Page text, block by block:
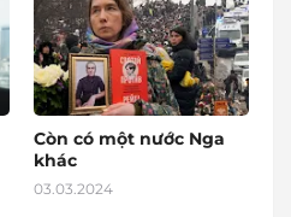
Còn có một nước Nga
khác
03.03.2024